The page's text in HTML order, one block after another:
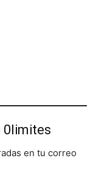
0limites
en tu correo